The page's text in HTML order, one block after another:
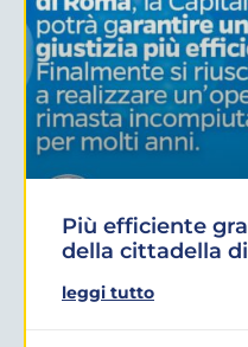
Più efficiente
della cittadella
leggi tutto